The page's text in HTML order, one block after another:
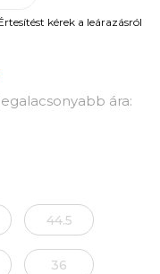
ára:
kérek a leárazásról
44.5
36